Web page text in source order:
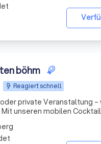
böhm
Reagiert schnell
private Veranstaltung
unseren mobilen
eine Atmosphäre voller